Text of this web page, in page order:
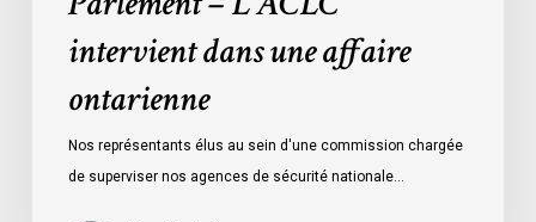
intervient dans une affaire
ontarienne
Nos représentants élus au sein d'une commission chargée
de superviser nos agences de sécurité nationale…